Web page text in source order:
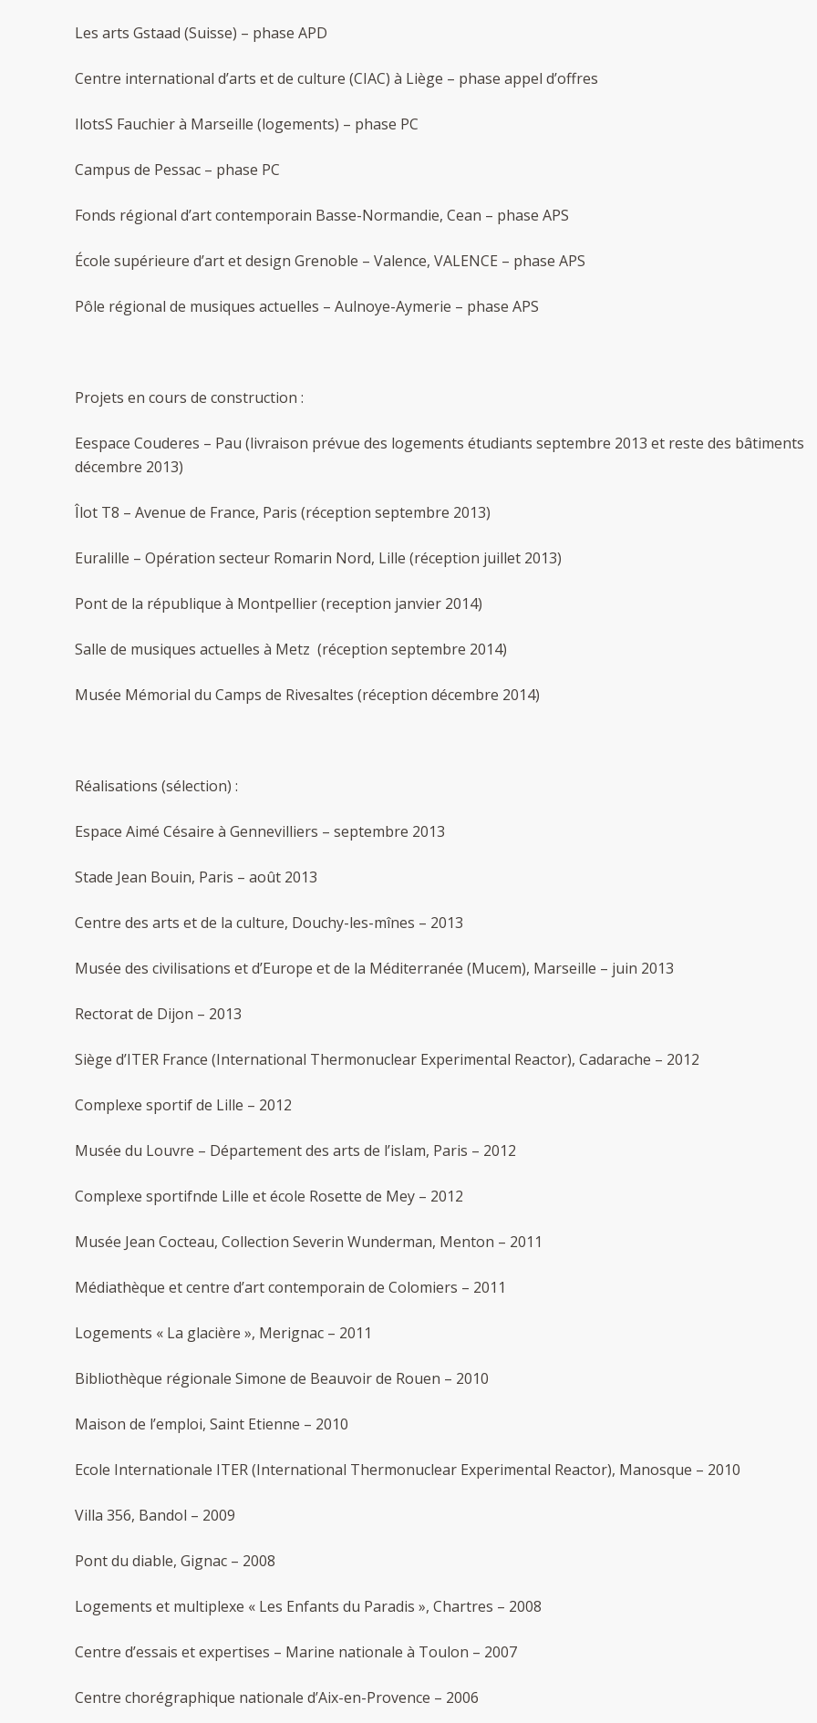
Les arts Gstaad (Suisse) – phase APD
Centre international d’arts et de culture (CIAC) à Liège – phase appel d’offres
IlotsS Fauchier à Marseille (logements) – phase PC
Campus de Pessac – phase PC
Fonds régional d’art contemporain Basse-Normandie, Cean – phase APS
École supérieure d’art et design Grenoble – Valence, VALENCE – phase APS
Pôle régional de musiques actuelles – Aulnoye-Aymerie – phase APS
Projets en cours de construction :
Eespace Couderes – Pau (livraison prévue des logements étudiants septembre 2013 et reste des bâtiments
décembre 2013)
Îlot T8 – Avenue de France, Paris (réception septembre 2013)
Euralille – Opération secteur Romarin Nord, Lille (réception juillet 2013)
Pont de la république à Montpellier (reception janvier 2014)
Salle de musiques actuelles à Metz (réception septembre 2014)
Musée Mémorial du Camps de Rivesaltes (réception décembre 2014)
Réalisations (sélection) :
Espace Aimé Césaire à Gennevilliers – septembre 2013
Stade Jean Bouin, Paris – août 2013
Centre des arts et de la culture, Douchy-les-mînes – 2013
Musée des civilisations et d’Europe et de la Méditerranée (Mucem), Marseille – juin 2013
Rectorat de Dijon – 2013
Siège d’ITER France (International Thermonuclear Experimental Reactor), Cadarache – 2012
Complexe sportif de Lille – 2012
Musée du Louvre – Département des arts de l’islam, Paris – 2012
Complexe sportifnde Lille et école Rosette de Mey – 2012
Musée Jean Cocteau, Collection Severin Wunderman, Menton – 2011
Médiathèque et centre d’art contemporain de Colomiers – 2011
Logements « La glacière », Merignac – 2011
Bibliothèque régionale Simone de Beauvoir de Rouen – 2010
Maison de l’emploi, Saint Etienne – 2010
Ecole Internationale ITER (International Thermonuclear Experimental Reactor), Manosque – 2010
Villa 356, Bandol – 2009
Pont du diable, Gignac – 2008
Logements et multiplexe « Les Enfants du Paradis », Chartres – 2008
Centre d’essais et expertises – Marine nationale à Toulon – 2007
Centre chorégraphique nationale d’Aix-en-Provence – 2006